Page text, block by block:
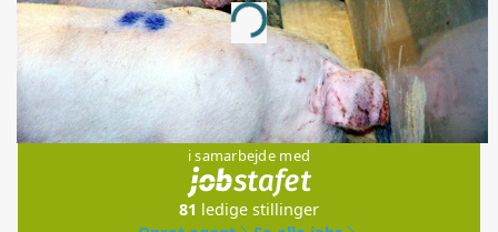
Loading...
Jobs
i samarbejde med
81 ledige stillinger